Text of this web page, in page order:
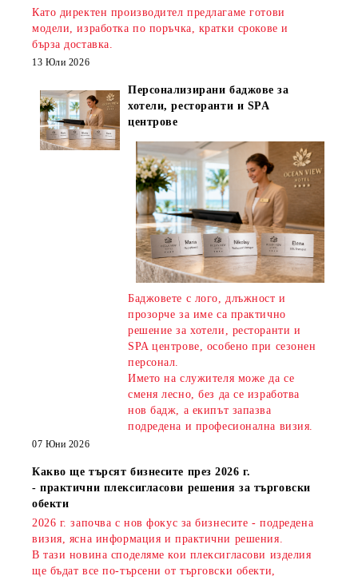
Като директен производител предлагаме готови
модели, изработка по поръчка, кратки срокове и
бърза доставка.
13 Юли 2026
Персонализирани баджове за
хотели, ресторанти и SPA
центрове
Баджовете с лого, длъжност и
прозорче за име са практично
решение за хотели, ресторанти и
SPA центрове, особено при сезонен
персонал.
Името на служителя може да се
сменя лесно, без да се изработва
нов бадж, а екипът запазва
подредена и професионална визия.
07 Юни 2026
Какво ще търсят бизнесите през 2026 г.
- практични плексигласови решения за търговски
обекти
2026 г. започва с нов фокус за бизнесите - подредена
визия, ясна информация и практични решения.
В тази новина споделяме кои плексигласови изделия
ще бъдат все по-търсени от търговски обекти,